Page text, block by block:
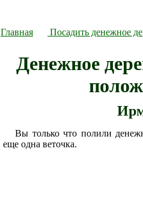
Главная Посадить денежное
Денежное
Вы только что полили
еще одна веточка.